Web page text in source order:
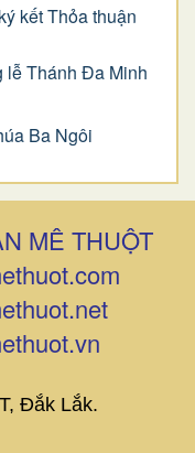
kết Thỏa thuận
lễ Thánh Đa Minh
Ba Ngôi
MÊ THUỘT
Đắk Lắk.